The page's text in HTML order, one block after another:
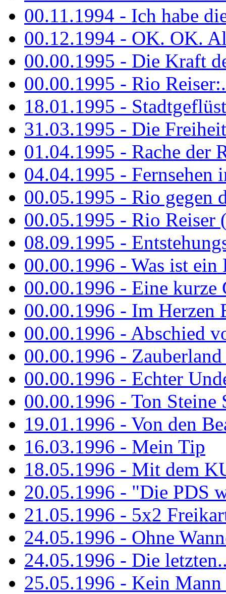
00.11.1994 - Ich habe
00.12.1994 - OK. OK.
00.00.1995 - Die Kraft
00.00.1995 - Rio
18.01.1995 -
31.03.1995 - Die
01.04.1995 - Rache der
04.04.1995 - Fernsehen
00.05.1995 - Rio gegen
00.05.1995 - Rio Reiser
08.09.1995 -
00.00.1996 - Was ist ein
00.00.1996 - Eine kurze
00.00.1996 - Im Herzen
00.00.1996 - Abschied
00.00.1996 -
00.00.1996 - Echter
00.00.1996 - Ton Steine
19.01.1996 - Von den
16.03.1996 - Mein Tip
18.05.1996 - Mit dem
20.05.1996 - "Die PDS
21.05.1996 - 5x2
24.05.1996 - Ohne
24.05.1996 - Die
25.05.1996 - Kein